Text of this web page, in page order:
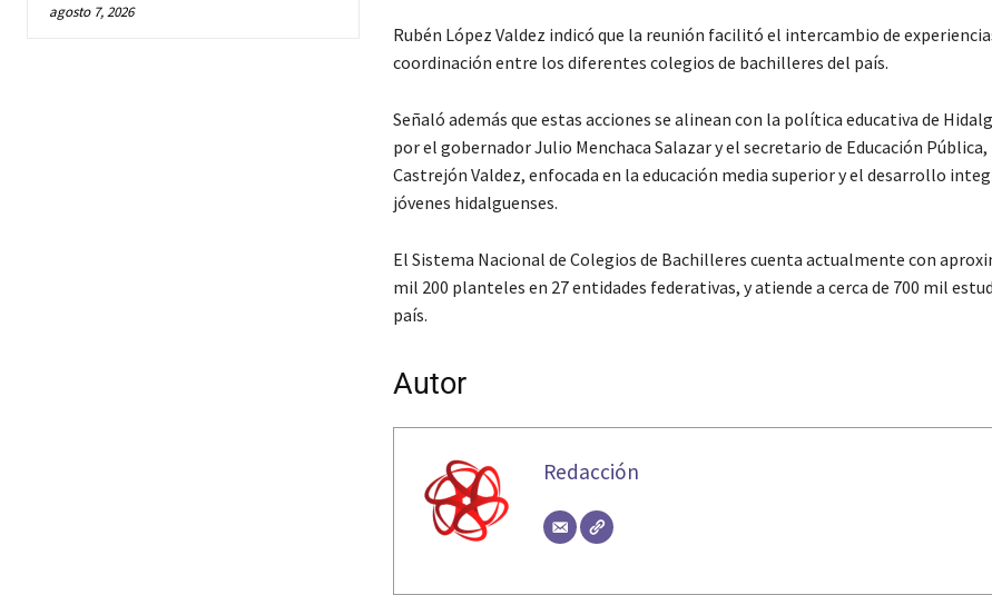
agosto 7, 2026
Rubén López Valdez indicó que la reunión facilitó el intercambio de
coordinación entre los diferentes colegios de bachilleres del país.
Señaló además que estas acciones se alinean con la política educativa de
por el gobernador Julio Menchaca Salazar y el secretario de Educación
Castrejón Valdez, enfocada en la educación media superior y el desarrollo
jóvenes hidalguenses.
El Sistema Nacional de Colegios de Bachilleres cuenta actualmente con
mil 200 planteles en 27 entidades federativas, y atiende a cerca de 700 mil
país.
Autor
Redacción